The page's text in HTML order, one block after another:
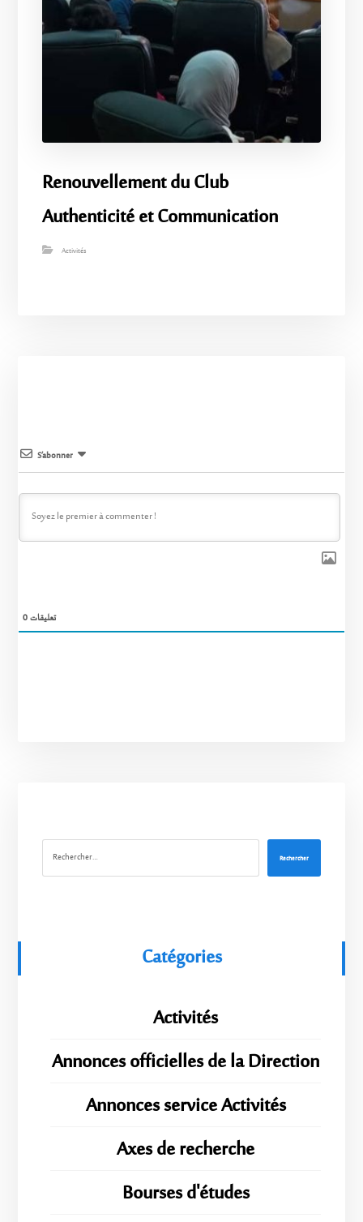
Renouvellement du Club
Authenticité et Communication
Activités
S’abonner
0تعليقات
Rechercher
Catégories
Activités
Annonces officielles de la Direction
Annonces service Activités
Axes de recherche
Bourses d'études